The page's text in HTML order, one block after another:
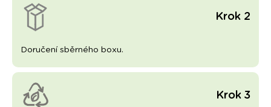
Krok 2
Doručení sběrného boxu.
Krok 3